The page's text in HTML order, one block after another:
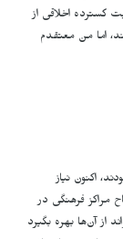
گسترده اخلاقی از
اما من معتقدم
اکنون نیاز
مراکز فرهنگی در
از آن‌ها بهره بگیرد